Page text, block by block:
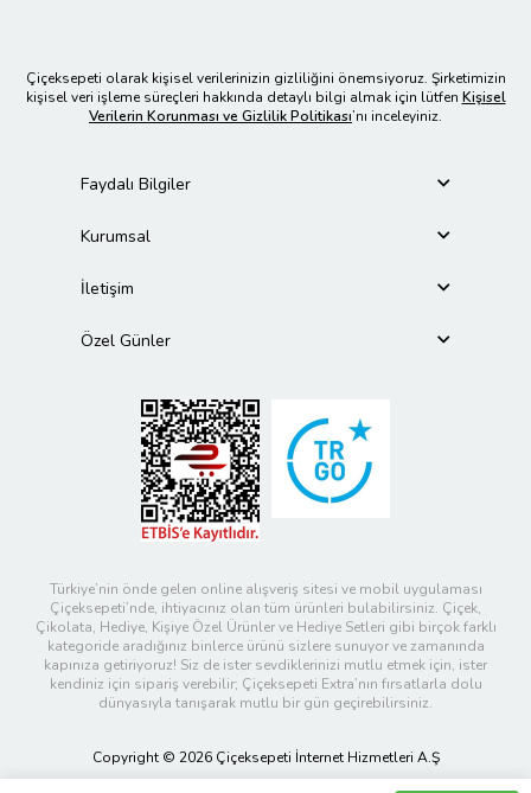
Çiçeksepeti olarak kişisel verilerinizin gizliliğini önemsiyoruz. Şirketimizin
kişisel veri işleme süreçleri hakkında detaylı bilgi almak için lütfen Kişisel
Verilerin Korunması ve Gizlilik Politikası’nı inceleyiniz.
Faydalı Bilgiler
Kurumsal
İletişim
Özel Günler
Türkiye’nin önde gelen online alışveriş sitesi ve mobil uygulaması
Çiçeksepeti’nde, ihtiyacınız olan tüm ürünleri bulabilirsiniz. Çiçek,
Çikolata, Hediye, Kişiye Özel Ürünler ve Hediye Setleri gibi birçok farklı
kategoride aradığınız binlerce ürünü sizlere sunuyor ve zamanında
kapınıza getiriyoruz! Siz de ister sevdiklerinizi mutlu etmek için, ister
kendiniz için sipariş verebilir; Çiçeksepeti Extra’nın fırsatlarla dolu
dünyasıyla tanışarak mutlu bir gün geçirebilirsiniz.
Copyright © 2026 Çiçeksepeti İnternet Hizmetleri A.Ş